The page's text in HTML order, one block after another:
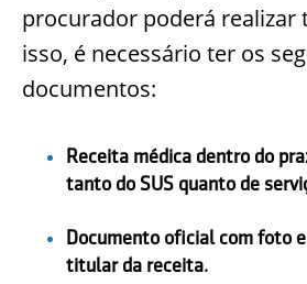
procurador poderá realizar
isso, é necessário ter os
documentos:
Receita médica dentro do
tanto do SUS quanto de
Documento oficial com foto
titular da receita.